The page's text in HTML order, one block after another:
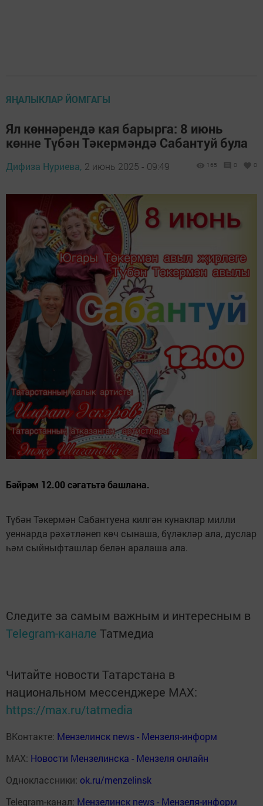
ЯҢАЛЫКЛАР ЙОМГАГЫ
Ял көннәрендә кая барырга: 8 июнь
көнне Түбән Тәкермәндә Сабантуй була
Дифиза Нуриева, 2 июнь 2025 - 09:49 165 0 0
Бәйрәм 12.00 сәгатьтә башлана.
Түбән Тәкермән Сабантуена килгән кунаклар милли
уеннарда рәхәтләнеп көч сынаша, бүләкләр ала, дуслар
һәм сыйныфташлар белән аралаша ала.
Следите за самым важным и интересным в
Telegram-канале Татмедиа
Читайте новости Татарстана в
национальном мессенджере MАХ:
https://max.ru/tatmedia
ВКонтакте: Мензелинск news - Мензеля-информ
MAX: Новости Мензелинска - Мензеля онлайн
Одноклассники: ok.ru/menzelinsk
Telegram-канал: Мензелинск news - Мензеля-информ